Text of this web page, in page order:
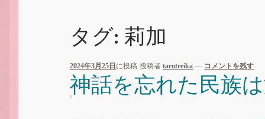
タグ: 莉加
2024年3月25日 に投稿 投稿者tarotreika — コメントを残す
神話を忘れた民族